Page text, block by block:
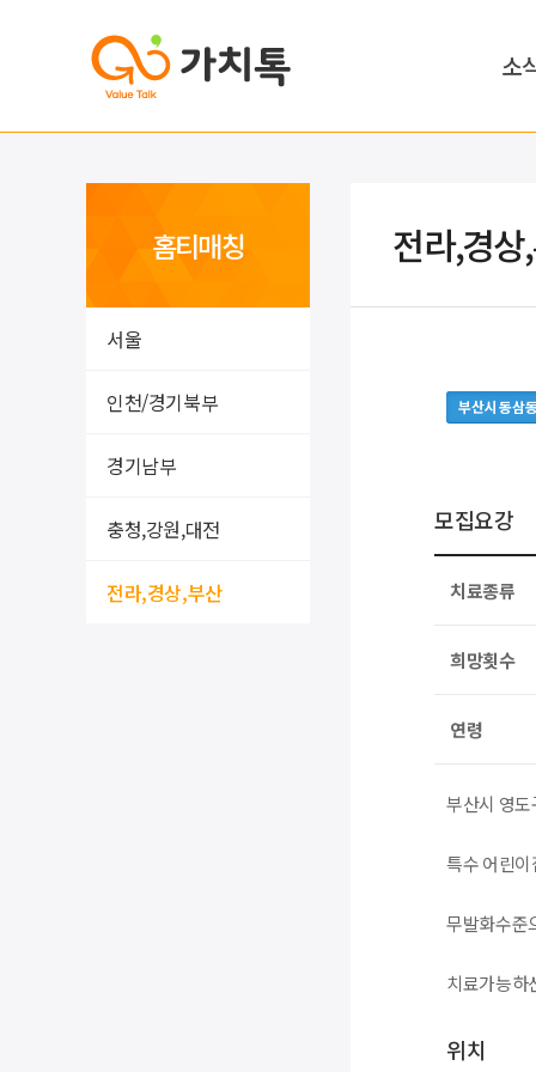
소
홈티매칭
서울
인천/경기북부
경기남부
충청,강원,대전
전라,경상,부산
전라,경상
부산시 동삼
모집요강
치료종류
희망횟수
연령
부산시 영
특수 어린
무발화수준
치료가능하
위치